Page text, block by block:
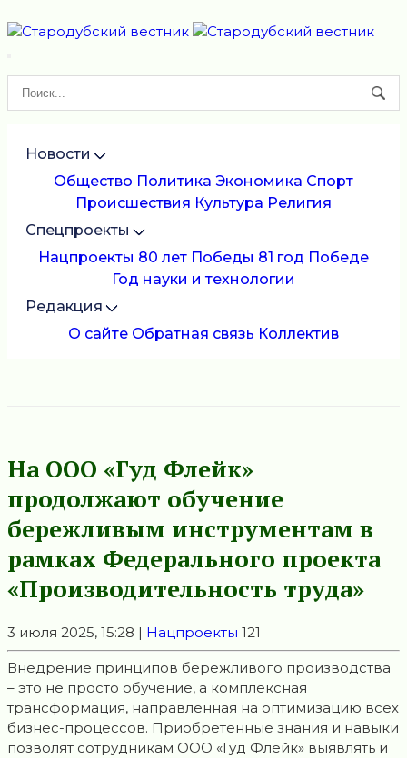
Новости
Общество Политика Экономика Спорт
Происшествия Культура Религия
Спецпроекты
Нацпроекты 80 лет Победы 81 год Победе
Год науки и технологии
Редакция
О сайте Обратная связь Коллектив
На ООО «Гуд Флейк»
продолжают обучение
бережливым инструментам в
рамках Федерального проекта
«Производительность труда»
3 июля 2025, 15:28 | Нацпроекты 121
Внедрение принципов бережливого производства
– это не просто обучение, а комплексная
трансформация, направленная на оптимизацию всех
бизнес-процессов. Приобретенные знания и навыки
позволят сотрудникам ООО «Гуд Флейк» выявлять и